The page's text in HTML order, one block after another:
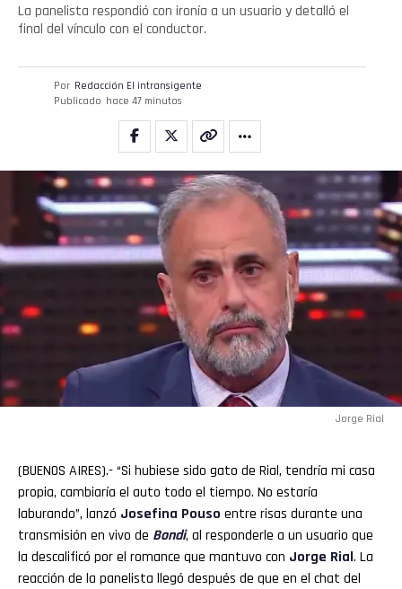
La panelista respondió con ironía a un usuario y detalló el
final del vínculo con el conductor.
Por Redacción El intransigente
Publicado hace 47 minutos
Jorge Rial
(BUENOS AIRES).- “Si hubiese sido gato de Rial, tendría mi casa
propia, cambiaría el auto todo el tiempo. No estaría
laburando”, lanzó Josefina Pouso entre risas durante una
transmisión en vivo de Bondi, al responderle a un usuario que
la descalificó por el romance que mantuvo con Jorge Rial. La
reacción de la panelista llegó después de que en el chat del